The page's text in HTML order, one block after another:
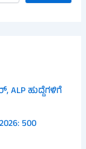
ALP ಹುದ್ದೆಗಳಿಗೆ
500